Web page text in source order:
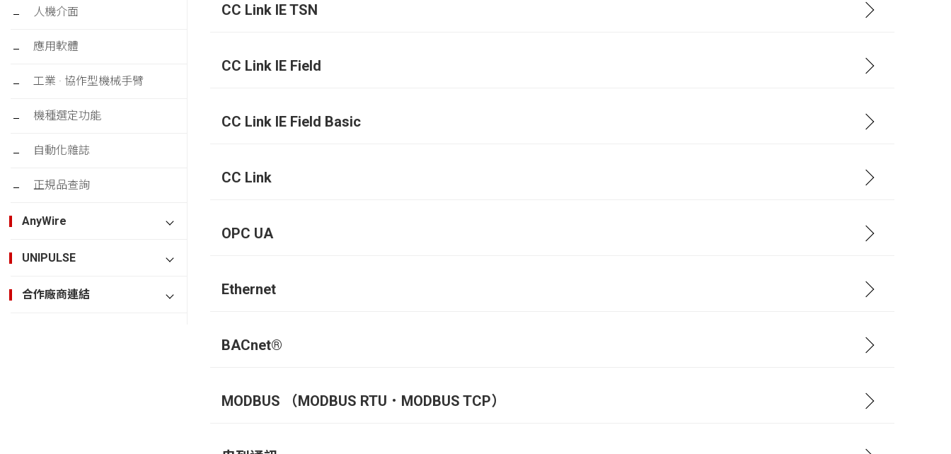
人機介面
應用軟體
工業 · 協作型機械手臂
機種選定功能
自動化雜誌
正規品查詢
AnyWire
UNIPULSE
合作廠商連結
CC Link IE TSN
CC Link IE Field
CC Link IE Field Basic
CC Link
OPC UA
Ethernet
BACnet®
MODBUS （MODBUS RTU．MODBUS TCP）